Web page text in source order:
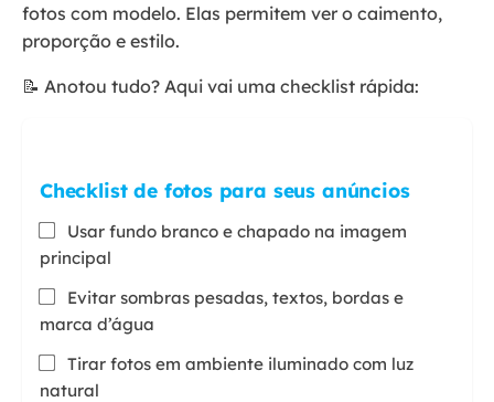
fotos com modelo. Elas permitem ver o caimento,
proporção e estilo.
📝 Anotou tudo? Aqui vai uma checklist rápida:
Checklist de fotos para seus anúncios
Usar fundo branco e chapado na imagem
principal
Evitar sombras pesadas, textos, bordas e
marca d’água
Tirar fotos em ambiente iluminado com luz
natural